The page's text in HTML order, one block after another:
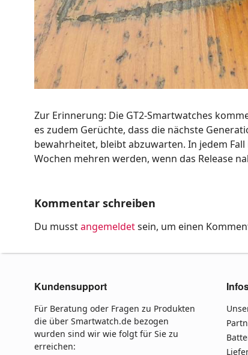
Zur Erinnerung: Die GT2-Smartwatches
es zudem Gerüchte, dass die nächste
bewahrheitet, bleibt abzuwarten. In jedem
Wochen mehren werden, wenn das Release
Kommentar schreiben
Du musstangemeldetsein, um einen
Kundensupport
Für Beratung oder Fragen zu Produkten
die über Smartwatch.de bezogen
wurden sind wir wie folgt für Sie zu
erreichen: